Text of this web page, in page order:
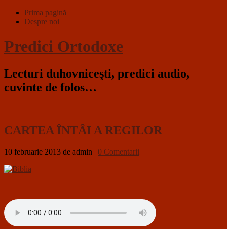
Prima pagină
Despre noi
Predici Ortodoxe
Lecturi duhovniceşti, predici audio,
cuvinte de folos…
CARTEA ÎNTÂI A REGILOR
10 februarie 2013 de admin | 0 Comentarii